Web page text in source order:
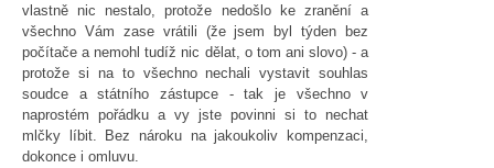
vlastně nic nestalo, protože nedošlo ke zranění a
všechno Vám zase vrátili (že jsem byl týden bez
počítače a nemohl tudíž nic dělat, o tom ani slovo) - a
protože si na to všechno nechali vystavit souhlas
soudce a státního zástupce - tak je všechno v
naprostém pořádku a vy jste povinni si to nechat
mlčky líbit. Bez nároku na jakoukoliv kompenzaci,
dokonce i omluvu.